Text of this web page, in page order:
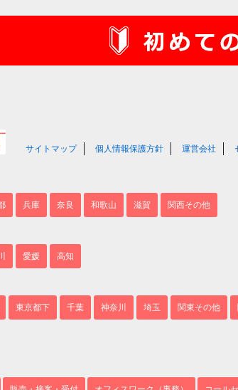
サイトマップ 個人情報保護方針 運営会社
兵庫 奈良 和歌山 滋賀 関西その他
愛媛 高知
東京都下 千葉 神奈川 埼玉 関東その他